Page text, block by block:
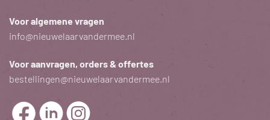
Voor algemene vragen
info@nieuwelaarvandermee.nl
Voor aanvragen, orders & offertes
bestellingen@nieuwelaarvandermee.nl